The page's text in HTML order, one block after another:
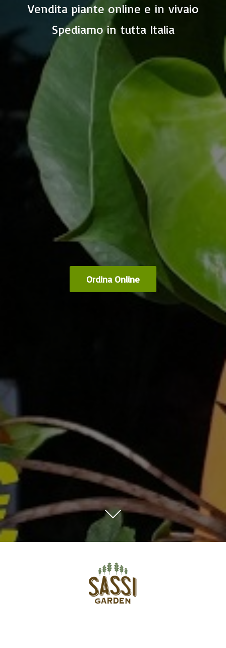
Vendita piante online e in vivaio
Spediamo in tutta Italia
Ordina Online